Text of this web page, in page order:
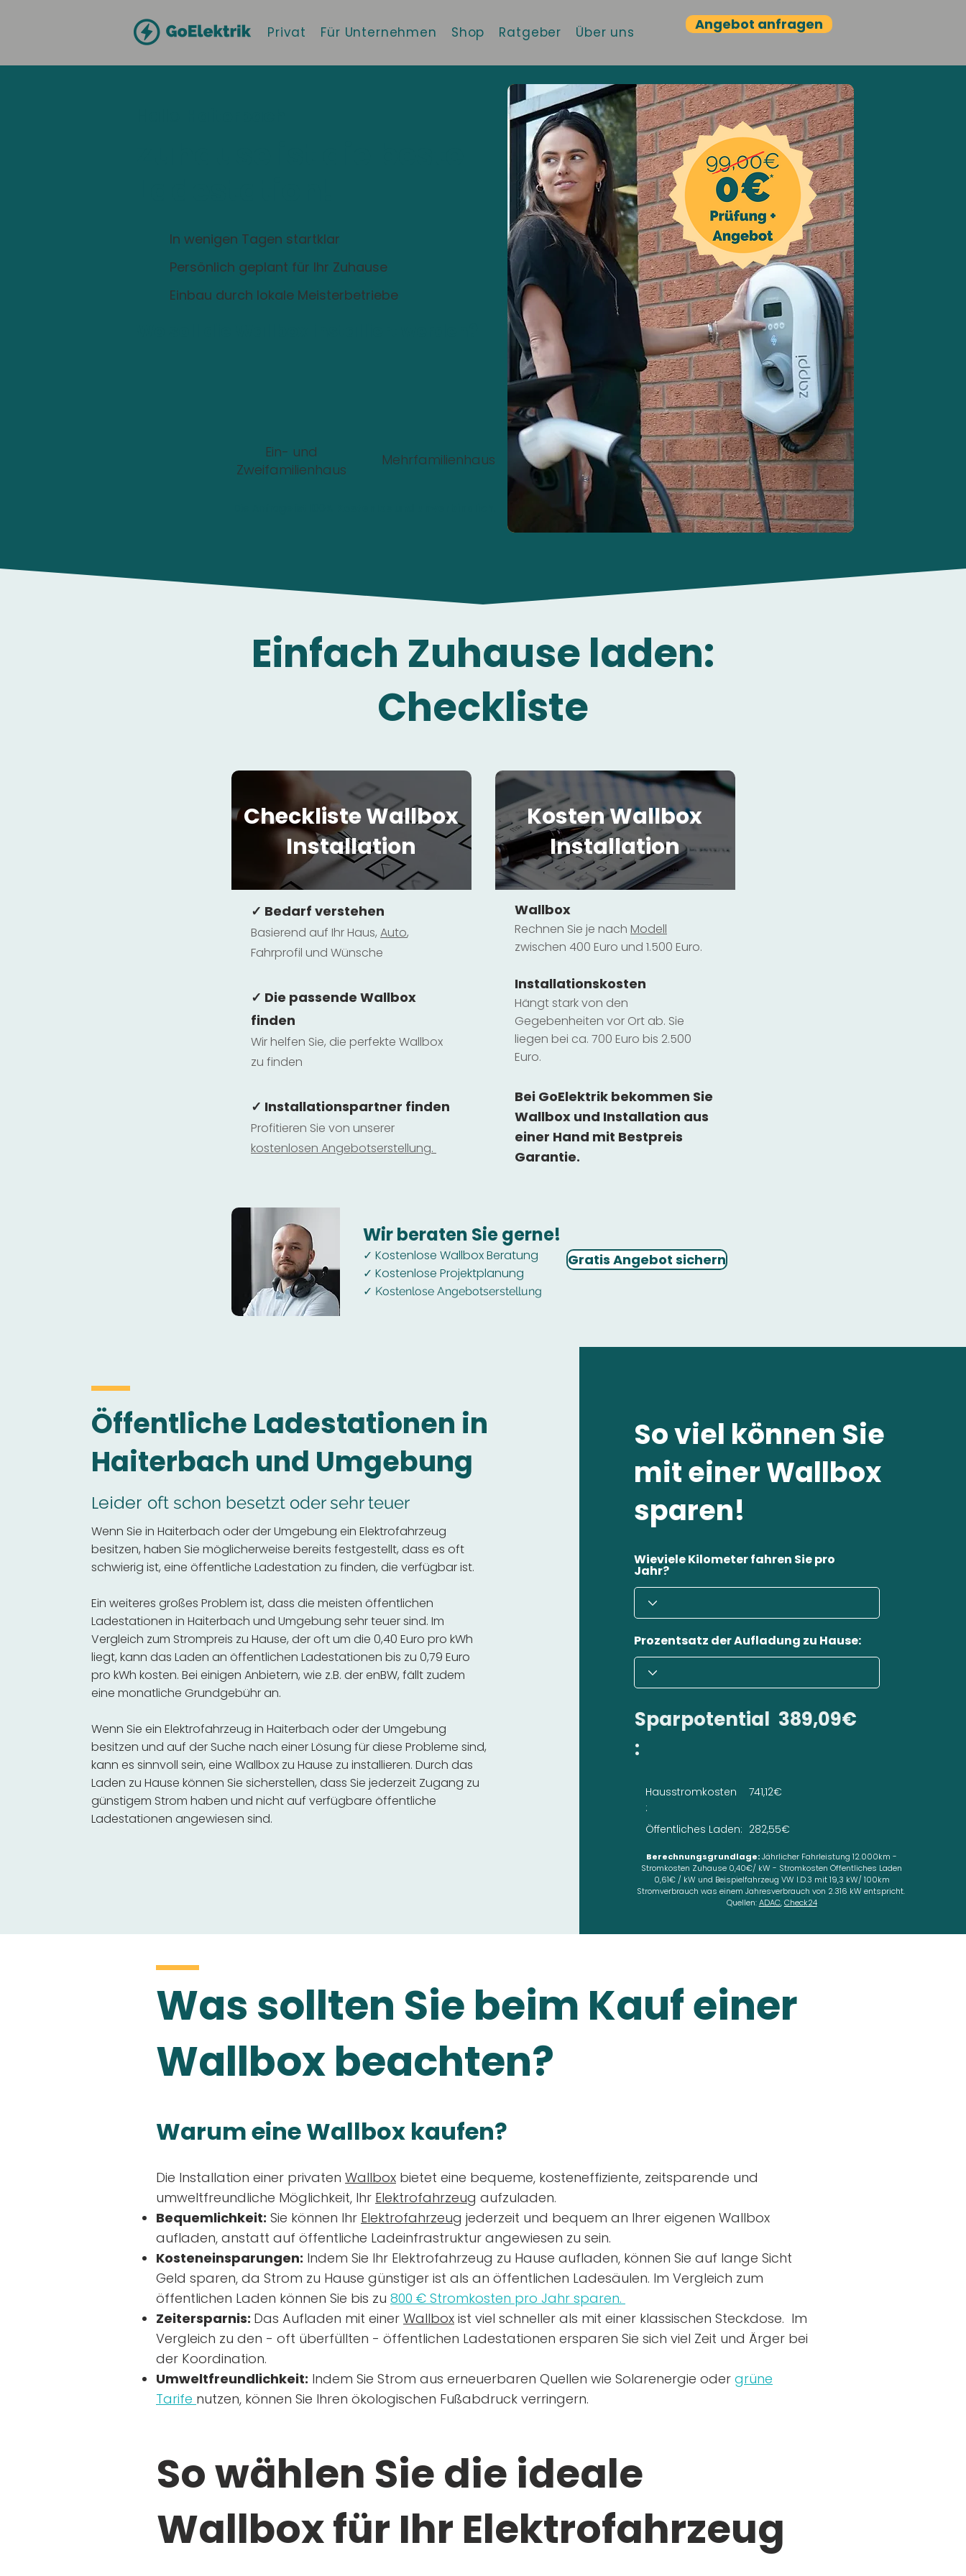
Privat Für Unternehmen Shop Ratgeber Über uns Angebot anfragen
In wenigen Tagen startklar
Persönlich geplant für Ihr Zuhause
Einbau durch lokale Meisterbetriebe
Ein- und
Zweifamilienhaus
Mehrfamilienhaus
Einfach Zuhause laden:
Checkliste
Checkliste Wallbox
Installation
✓ Bedarf verstehen
Basierend auf Ihr Haus, Auto,
Fahrprofil und Wünsche
✓ Die passende Wallbox
finden
Wir helfen Sie, die perfekte Wallbox
zu finden
✓ Installationspartner finden
Profitieren Sie von unserer
kostenlosen Angebotserstellung.
Kosten Wallbox
Installation
Wallbox
Rechnen Sie je nach Modell
zwischen 400 Euro und 1.500 Euro.
Installationskosten
Hängt stark von den
Gegebenheiten vor Ort ab. Sie
liegen bei ca. 700 Euro bis 2.500
Euro.
Bei GoElektrik bekommen Sie
Wallbox und Installation aus
einer Hand mit Bestpreis
Garantie.
Wir beraten Sie gerne!
✓ Kostenlose Wallbox Beratung
✓ Kostenlose Projektplanung
✓ Kostenlose Angebotserstellung
Gratis Angebot sichern
Öffentliche Ladestationen in
Haiterbach und Umgebung
Leider oft schon besetzt oder sehr teuer
Wenn Sie in Haiterbach oder der Umgebung ein Elektrofahrzeug
besitzen, haben Sie möglicherweise bereits festgestellt, dass es oft
schwierig ist, eine öffentliche Ladestation zu finden, die verfügbar ist.
Ein weiteres großes Problem ist, dass die meisten öffentlichen
Ladestationen in Haiterbach und Umgebung sehr teuer sind. Im
Vergleich zum Strompreis zu Hause, der oft um die 0,40 Euro pro kWh
liegt, kann das Laden an öffentlichen Ladestationen bis zu 0,79 Euro
pro kWh kosten. Bei einigen Anbietern, wie z.B. der enBW, fällt zudem
eine monatliche Grundgebühr an.
Wenn Sie ein Elektrofahrzeug in Haiterbach oder der Umgebung
besitzen und auf der Suche nach einer Lösung für diese Probleme sind,
kann es sinnvoll sein, eine Wallbox zu Hause zu installieren. Durch das
Laden zu Hause können Sie sicherstellen, dass Sie jederzeit Zugang zu
günstigem Strom haben und nicht auf verfügbare öffentliche
Ladestationen angewiesen sind.
So viel können Sie
mit einer Wallbox
sparen!
Wieviele Kilometer fahren Sie pro
Jahr?
Prozentsatz der Aufladung zu Hause:
Sparpotential
:
389,09€
Hausstromkosten
:
Öffentliches Laden:
741,12€
282,55€
Berechnungsgrundlage:Jährlicher Fahrleistung 12.000km -
Stromkosten Zuhause 0,40€/ kW - Stromkosten Öffentliches Laden
0,61€ / kW und Beispielfahrzeug VW I.D.3 mit 19,3 kW/ 100km
Stromverbrauch was einem Jahresverbrauch von 2.316 kW entspricht.
Quellen:ADAC,Check24
Was sollten Sie beim Kauf einer
Wallbox beachten?
Warum eine Wallbox kaufen?
Die Installation einer privaten Wallbox bietet eine bequeme, kosteneffiziente, zeitsparende und
umweltfreundliche Möglichkeit, Ihr Elektrofahrzeug aufzuladen.
Bequemlichkeit: Sie können Ihr Elektrofahrzeug jederzeit und bequem an Ihrer eigenen Wallbox
aufladen, anstatt auf öffentliche Ladeinfrastruktur angewiesen zu sein.
Kosteneinsparungen: Indem Sie Ihr Elektrofahrzeug zu Hause aufladen, können Sie auf lange Sicht
Geld sparen, da Strom zu Hause günstiger ist als an öffentlichen Ladesäulen. Im Vergleich zum
öffentlichen Laden können Sie bis zu 800 € Stromkosten pro Jahr sparen.
Zeitersparnis: Das Aufladen mit einer Wallbox ist viel schneller als mit einer klassischen Steckdose. Im
Vergleich zu den - oft überfüllten - öffentlichen Ladestationen ersparen Sie sich viel Zeit und Ärger bei
der Koordination.
Umweltfreundlichkeit: Indem Sie Strom aus erneuerbaren Quellen wie Solarenergie oder grüne
Tarife nutzen, können Sie Ihren ökologischen Fußabdruck verringern.
So wählen Sie die ideale
Wallbox für Ihr Elektrofahrzeug